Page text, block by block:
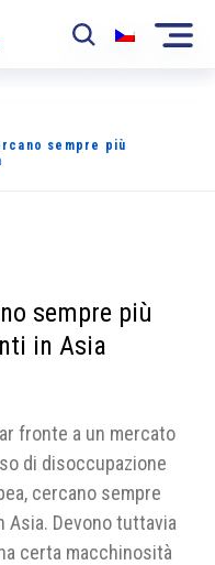
sempre più
sempre più
in Asia
fronte a un mercato
di disoccupazione
cercano sempre
Devono tuttavia
certa macchinosità